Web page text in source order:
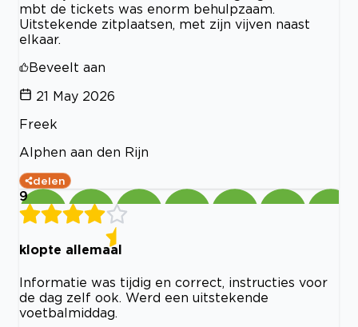
mbt de tickets was enorm behulpzaam.
Uitstekende zitplaatsen, met zijn vijven naast
elkaar.
Beveelt aan
21 May 2026
Freek
Alphen aan den Rijn
delen
9
klopte allemaal
Informatie was tijdig en correct, instructies voor
de dag zelf ook. Werd een uitstekende
voetbalmiddag.